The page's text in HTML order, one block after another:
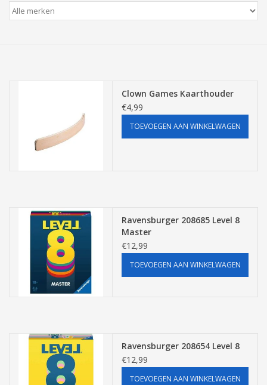
Zeeuws/Streek
Baby & Peuter
Cadeau & feest
Contact/Locatie
Veiligheid
Clown Games Kaarthouder
€4,99
TOEVOEGEN AAN WINKELWAGEN
Ravensburger 208685 Level 8
Master
€12,99
TOEVOEGEN AAN WINKELWAGEN
Ravensburger 208654 Level 8
€12,99
TOEVOEGEN AAN WINKELWAGEN